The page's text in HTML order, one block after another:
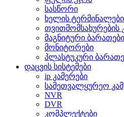
სასწორი
ხელის ტერმინალები
თვითმომსახურების
მაგნიტური
მონიტორები
პლასტუკური
დაცვის სისტემები
ip კამერები
სამეთვალყურეო
NVR
DVR
კომპლექტები